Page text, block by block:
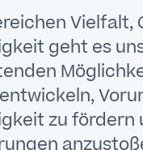
geht es
zu fördern